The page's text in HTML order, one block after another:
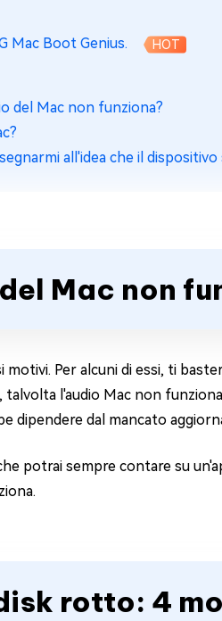
Mac Boot Genius.
HOT
del Mac non funziona?
all'idea che il
Mac non
Per alcuni di essi, ti
l'audio Mac non
dipendere dal mancato
potrai sempre contare su
rotto: 4